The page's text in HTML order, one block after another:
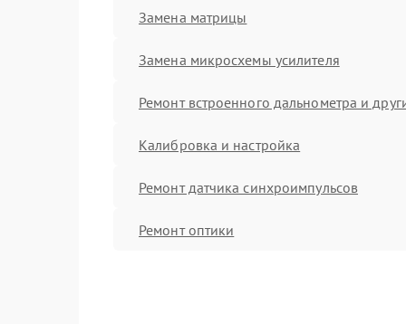
Замена матрицы
Замена микросхемы усилителя
Ремонт встроенного дальнометра и
Калибровка и настройка
Ремонт датчика синхроимпульсов
Ремонт оптики